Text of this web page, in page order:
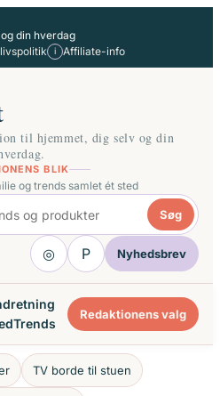
din hverdag
i Affiliate-info
til hjemmet, dig selv og din
BLIK
og trends samlet ét sted
Søg
◎ P Nyhedsbrev
Trends
Redaktionens valg
TV borde til stuen